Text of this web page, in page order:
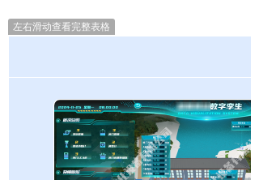
左右滑动查看完整表格